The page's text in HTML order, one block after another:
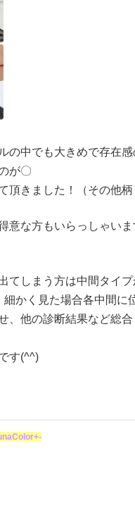
の中でも大きめで存在
が〇
頂きました！（その他柄
意な方もいらっしゃい
てしまう方は中間タイプ
かく見た場合各中間に
、他の診断結果など総
す(^^)